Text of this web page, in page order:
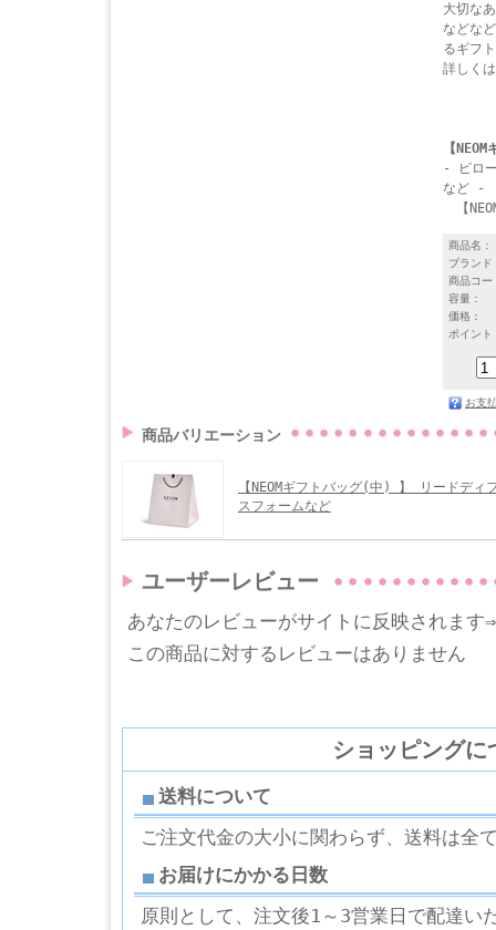
大切な
などな
るギフ
詳しく
【
- ピロ
など -
【
商品名：
ブランド
商品コー
容量：
価格：
ポイント
お支
商品バリエーション
【NEOMギフトバッグ(中) 】 リードディ
スフォームなど
ユーザーレビュー
あなたのレビューがサイトに反映されま
この商品に対するレビューはありません
ショッピングに
送料について
ご注文代金の大小に関わらず、送料は全
お届けにかかる日数
原則として、注文後1～3営業日で配達い